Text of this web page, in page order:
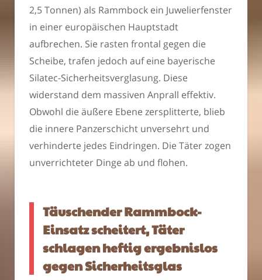
2,5 Tonnen) als Rammbock ein Juwelierfenster
in einer europäischen Hauptstadt
aufbrechen. Sie rasten frontal gegen die
Scheibe, trafen jedoch auf eine bayerische
Silatec-Sicherheitsverglasung. Diese
widerstand dem massiven Anprall effektiv.
Obwohl die äußere Ebene zersplitterte, blieb
die innere Panzerschicht unversehrt und
verhinderte jedes Eindringen. Die Täter zogen
unverrichteter Dinge ab und flohen.
Täuschender Rammbock-
Einsatz scheitert, Täter
schlagen heftig ergebnislos
gegen Sicherheitsglas